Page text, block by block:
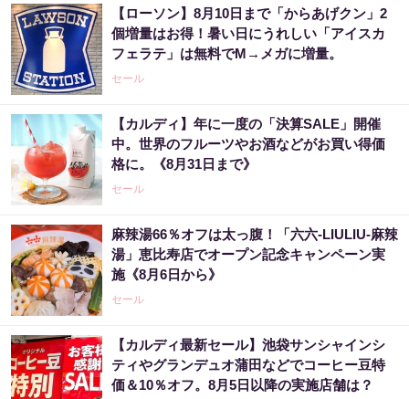
【ローソン】8月10日まで「からあげクン」2
個増量はお得！暑い日にうれしい「アイスカ
フェラテ」は無料でM→メガに増量。
セール
【カルディ】年に一度の「決算SALE」開催
中。世界のフルーツやお酒などがお買い得価
格に。《8月31日まで》
セール
麻辣湯66％オフは太っ腹！「六六-LIULIU-麻辣
湯」恵比寿店でオープン記念キャンペーン実
施《8月6日から》
セール
【カルディ最新セール】池袋サンシャインシ
ティやグランデュオ蒲田などでコーヒー豆特
価＆10％オフ。8月5日以降の実施店舗は？